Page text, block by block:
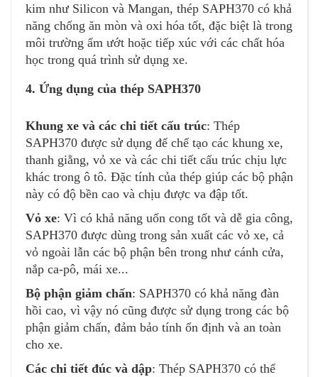
kim như Silicon và Mangan, thép SAPH370 có khả
năng chống ăn mòn và oxi hóa tốt, đặc biệt là trong
môi trường ẩm ướt hoặc tiếp xúc với các chất hóa
học trong quá trình sử dụng xe.
4. Ứng dụng của thép SAPH370
Khung xe và các chi tiết cấu trúc: Thép
SAPH370 được sử dụng để chế tạo các khung xe,
thanh giằng, vỏ xe và các chi tiết cấu trúc chịu lực
khác trong ô tô. Đặc tính của thép giúp các bộ phận
này có độ bền cao và chịu được va đập tốt.
Vỏ xe: Vì có khả năng uốn cong tốt và dễ gia công,
SAPH370 được dùng trong sản xuất các vỏ xe, cả
vỏ ngoài lẫn các bộ phận bên trong như cánh cửa,
nắp ca-pô, mái xe...
Bộ phận giảm chấn: SAPH370 có khả năng đàn
hồi cao, vì vậy nó cũng được sử dụng trong các bộ
phận giảm chấn, đảm bảo tính ổn định và an toàn
cho xe.
Các chi tiết đúc và dập: Thép SAPH370 có thể